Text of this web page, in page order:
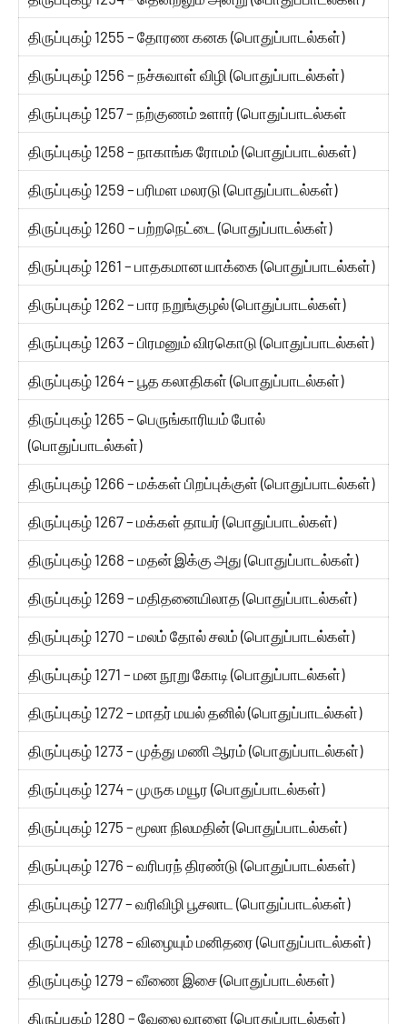
திருப்புகழ் 1255 – தோரண கனக (பொதுப்பாடல்கள்)
திருப்புகழ் 1256 – நச்சுவாள் விழி (பொதுப்பாடல்கள்)
திருப்புகழ் 1257 – நற்குணம் உளார் (பொதுப்பாடல்கள்
திருப்புகழ் 1258 – நாகாங்க ரோமம் (பொதுப்பாடல்கள்)
திருப்புகழ் 1259 – பரிமள மலரடு (பொதுப்பாடல்கள்)
திருப்புகழ் 1260 – பற்றநெட்டை (பொதுப்பாடல்கள்)
திருப்புகழ் 1261 – பாதகமான யாக்கை (பொதுப்பாடல்கள்)
திருப்புகழ் 1262 – பார நறுங்குழல் (பொதுப்பாடல்கள்)
திருப்புகழ் 1263 – பிரமனும் விரகொடு (பொதுப்பாடல்கள்)
திருப்புகழ் 1264 – பூத கலாதிகள் (பொதுப்பாடல்கள்)
திருப்புகழ் 1265 – பெருங்காரியம் போல்
(பொதுப்பாடல்கள்)
திருப்புகழ் 1266 – மக்கள் பிறப்புக்குள் (பொதுப்பாடல்கள்)
திருப்புகழ் 1267 – மக்கள் தாயர் (பொதுப்பாடல்கள்)
திருப்புகழ் 1268 – மதன் இக்கு அது (பொதுப்பாடல்கள்)
திருப்புகழ் 1269 – மதிதனையிலாத (பொதுப்பாடல்கள்)
திருப்புகழ் 1270 – மலம் தோல் சலம் (பொதுப்பாடல்கள்)
திருப்புகழ் 1271 – மன நூறு கோடி (பொதுப்பாடல்கள்)
திருப்புகழ் 1272 – மாதர் மயல் தனில் (பொதுப்பாடல்கள்)
திருப்புகழ் 1273 – முத்து மணி ஆரம் (பொதுப்பாடல்கள்)
திருப்புகழ் 1274 – முருக மயூர (பொதுப்பாடல்கள்)
திருப்புகழ் 1275 – மூலா நிலமதின் (பொதுப்பாடல்கள்)
திருப்புகழ் 1276 – வரிபரந் திரண்டு (பொதுப்பாடல்கள்)
திருப்புகழ் 1277 – வரிவிழி பூசலாட (பொதுப்பாடல்கள்)
திருப்புகழ் 1278 – விழையும் மனிதரை (பொதுப்பாடல்கள்)
திருப்புகழ் 1279 – வீணை இசை (பொதுப்பாடல்கள்)
திருப்புகழ் 1280 – வேலை வாளை (பொதுப்பாடல்கள்)